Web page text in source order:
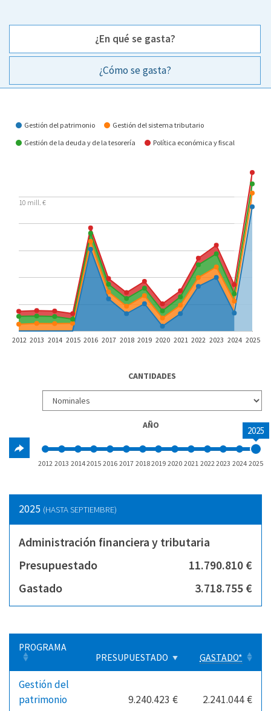
¿En qué se gasta?
¿Cómo se gasta?
¿En qué se gasta?
Gestión del patrimonio
Gestión del sistema tributario
Gestión de la deuda y de la tesorería
Política económica y fiscal
2012 2013 2014 2015 2016 2017 2018 2019 2020 2021 2022 2023 2024 2025
10 mill. €
CANTIDADES
AÑO 2025
2012 2013 20142015 2016 2017 20182019 2020 2021 2022 2023 2024 2025
2025 (HASTA SEPTIEMBRE)
Administración financiera y tributaria
Presupuestado
11.790.810 €
Gastado
3.718.755 €
PROGRAMA
PRESUPUESTADO
GASTADO*
Gestión del
patrimonio
9.240.423 € 2.241.044 €